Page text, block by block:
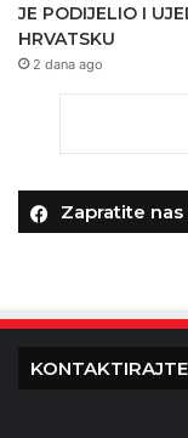
JE PODIJELIO I
HRVATSKU
2 dana ago
Zapratite